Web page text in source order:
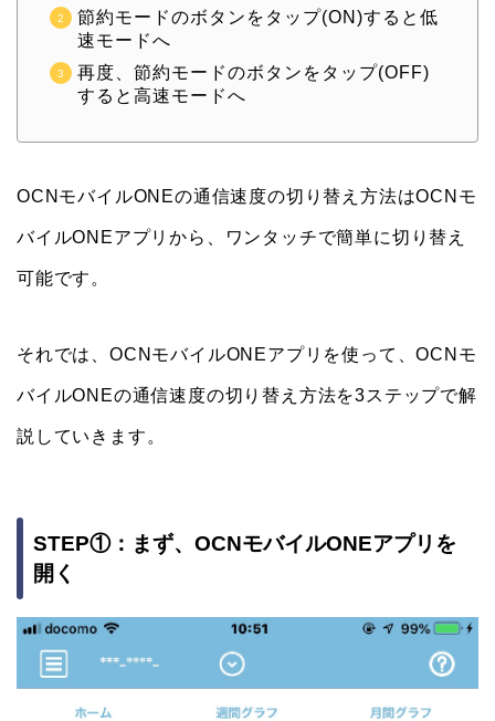
節約モードのボタンをタップ(ON)すると低
速モードへ
再度、節約モードのボタンをタップ(OFF)
すると高速モードへ
OCNモバイルONEの通信速度の切り替え方法はOCNモ
バイルONEアプリから、ワンタッチで簡単に切り替え
可能です。
それでは、OCNモバイルONEアプリを使って、OCNモ
バイルONEの通信速度の切り替え方法を3ステップで解
説していきます。
STEP①：まず、OCNモバイルONEアプリを
開く